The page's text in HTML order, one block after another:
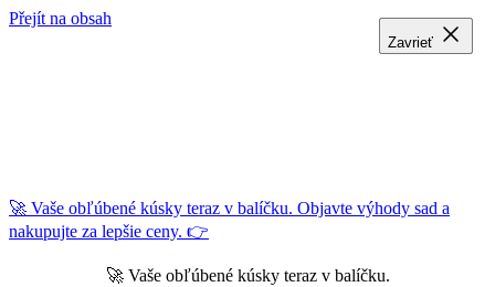
Přejít na obsah
🚀 Vaše obľúbené kúsky teraz v balíčku. Objavte výhody sad a
nakupujte za lepšie ceny. 👉
🚀 Vaše obľúbené kúsky teraz v balíčku.
Zavrieť
Zavrieť
Zavrieť